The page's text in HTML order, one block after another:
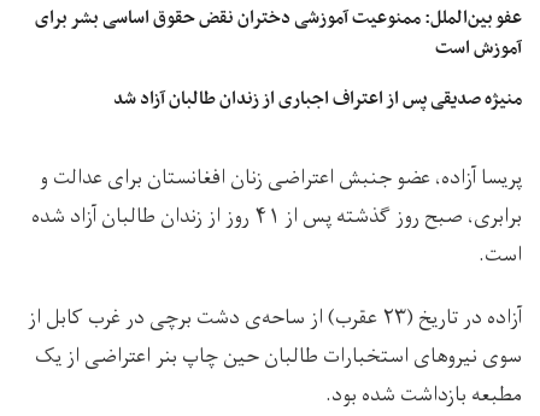
عفو بین‌الملل: ممنوعیت آموزشی دختران نقض حقوق اساسی بشر برای
آموزش است
منیژه صدیقی پس از اعتراف اجباری از زندان طالبان آزاد شد
پریسا آزاده، عضو جنبش اعتراضی زنان افغانستان برای عدالت و
برابری، صبح روز گذشته پس از ۴۱ روز از زندان طالبان آزاد شده
است.
آزاده در تاریخ (۲۳ عقرب) از ساحه‌ی دشت برچی در غرب کابل از
سوی نیروهای استخبارات طالبان حین چاپ بنر اعتراضی از یک
مطبعه بازداشت شده بود.